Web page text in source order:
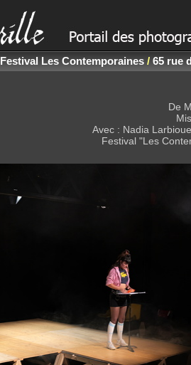
Festival Les Contemporaines/ 65 rue
De
Avec : Nadia
Festival "Les